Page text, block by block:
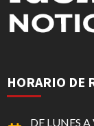
HORARIO DE
DE LUNES